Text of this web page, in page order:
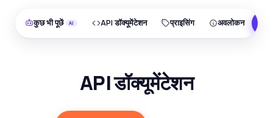
कुछ भी पूछें API डॉक्यूमेंटेशन प्राइसिंग अवलोकन
API डॉक्यूमेंटेशन